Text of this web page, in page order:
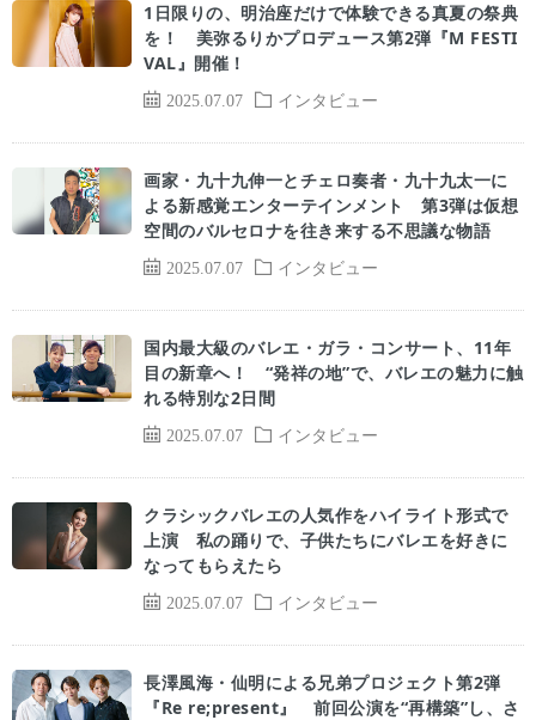
2025.07.07 インタビュー
1日限りの、明治座だけで体験できる真夏の祭典
を！ 美弥るりかプロデュース第2弾『M FESTI
VAL』開催！
2025.07.07 インタビュー
画家・九十九伸一とチェロ奏者・九十九太一に
よる新感覚エンターテインメント 第3弾は仮想
空間のバルセロナを往き来する不思議な物語
2025.07.07 インタビュー
国内最大級のバレエ・ガラ・コンサート、11年
目の新章へ！ “発祥の地”で、バレエの魅力に触
れる特別な2日間
2025.07.07 インタビュー
クラシックバレエの人気作をハイライト形式で
上演 私の踊りで、子供たちにバレエを好きに
なってもらえたら
長澤風海・仙明による兄弟プロジェクト第2弾
『Re re;present』 前回公演を“再構築”し、さ